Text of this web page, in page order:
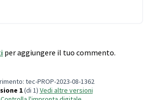
per aggiungere il tuo commento.
tec-PROP-2023-08-1362
1(di 1) vedi altre versioni